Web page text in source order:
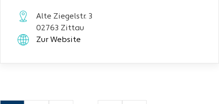
Alte Ziegelstr. 3
02763 Zittau
Zur Website